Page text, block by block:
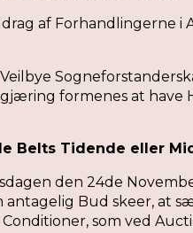
af Forhandlingerne i
Veilbye
formenes at have
Belts Tidende eller
den 24de
antagelig Bud skeer, at
som ved